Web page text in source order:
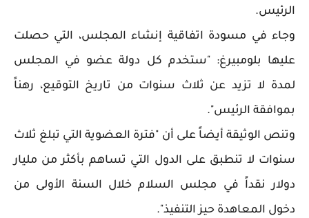
الرئيس.
وجاء في مسودة اتفاقية إنشاء المجلس، التي حصلت
عليها بلومبيرغ: "ستخدم كل دولة عضو في المجلس
لمدة لا تزيد عن ثلاث سنوات من تاريخ التوقيع، رهناً
بموافقة الرئيس".
وتنص الوثيقة أيضاً على أن "فترة العضوية التي تبلغ ثلاث
سنوات لا تنطبق على الدول التي تساهم بأكثر من مليار
دولار نقداً في مجلس السلام خلال السنة الأولى من
دخول المعاهدة حيز التنفيذ".